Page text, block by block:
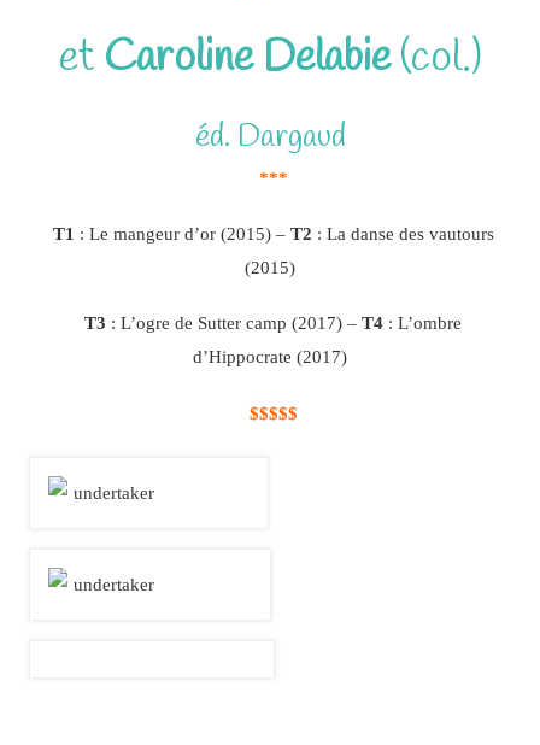
et Caroline Delabie(col.)
éd. Dargaud
***
T1 : Le mangeur d’or (2015) – T2 : La danse des vautours
(2015)
T3 : L’ogre de Sutter camp (2017) – T4 : L’ombre
d’Hippocrate (2017)
$$$$$